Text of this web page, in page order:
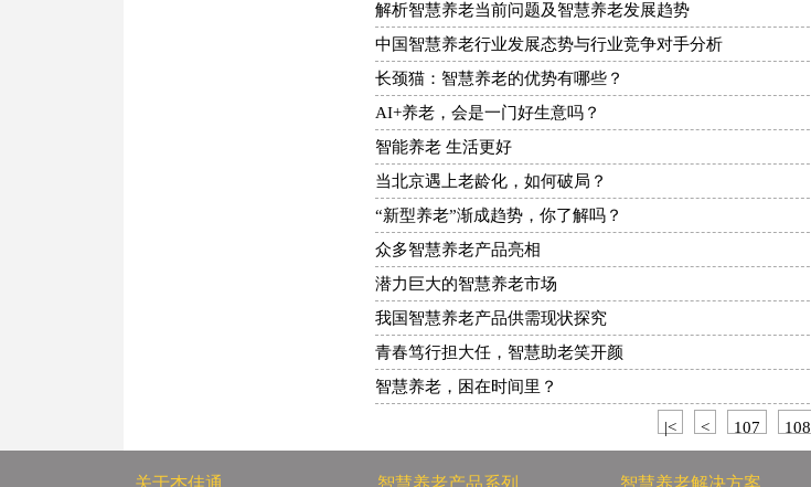
解析智慧养老当前问题及智慧养老发展趋势
中国智慧养老行业发展态势与行业竞争对手分析
长颈猫：智慧养老的优势有哪些？
AI+养老，会是一门好生意吗？
智能养老 生活更好
当北京遇上老龄化，如何破局？
“新型养老”渐成趋势，你了解吗？
众多智慧养老产品亮相
潜力巨大的智慧养老市场
我国智慧养老产品供需现状探究
青春笃行担大任，智慧助老笑开颜
智慧养老，困在时间里？
|< < 107 108
关于杰佳通 智慧养老产品系列 智慧养老解决方案